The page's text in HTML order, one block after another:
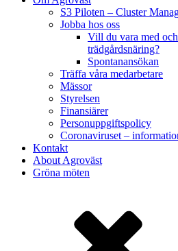
S3 Piloten – Cluster
Jobba hos oss
Vill du vara med
trädgårdsnäring?
Spontanansökan
Träffa våra medarbetare
Mässor
Styrelsen
Finansiärer
Personuppgiftspolicy
Coronaviruset –
Kontakt
About Agroväst
Gröna möten